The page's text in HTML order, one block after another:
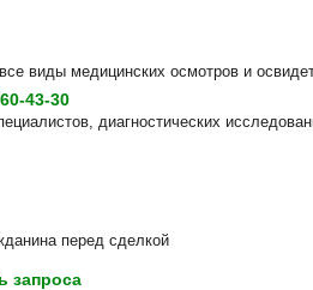
виды медицинских осмотров и
43-30
диагностических
перед сделкой
запроса